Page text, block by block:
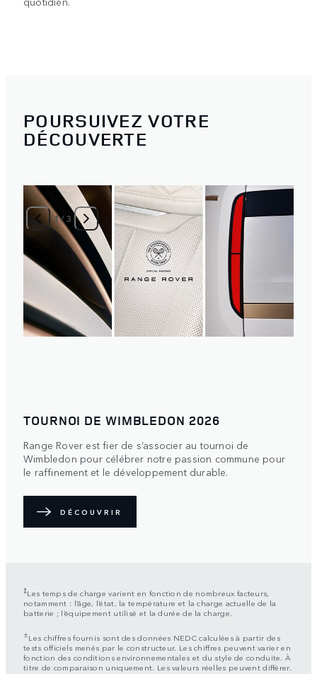
POURSUIVEZ VOTRE
DÉCOUVERTE
1/3
TOURNOI DE WIMBLEDON 2026
Range Rover est fier de s’associer au tournoi de
Wimbledon pour célébrer notre passion commune pour
le raffinement et le développement durable.
DÉCOUVRIR
‡Les temps de charge varient en fonction de nombreux facteurs,
notamment : l’âge, l’état, la température et la charge actuelle de la
batterie ; l’équipement utilisé et la durée de la charge.
±Les chiffres fournis sont des données NEDC calculées à partir des
tests officiels menés par le constructeur. Les chiffres peuvent varier en
fonction des conditions environnementales et du style de conduite. À
titre de comparaison uniquement. Les valeurs réelles peuvent différer.